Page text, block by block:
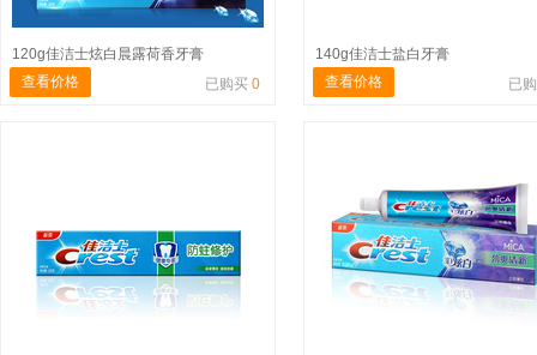
120g佳洁士炫白晨露荷香牙膏
查看价格
已购买 0
140g佳洁士盐白牙膏
查看价格
已